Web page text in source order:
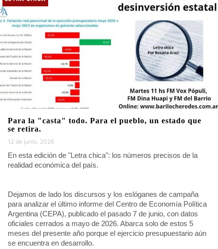
Para la "casta" todo. Para el pueblo, un estado que
se retira.
12 de junio, 2026
En esta edición de "Letra chica": los números precisos de la
realidad económica del país.
Dejamos de lado los discursos y los eslóganes de campaña
para analizar el último informe del Centro de Economía Política
Argentina (CEPA), publicado el pasado 7 de junio, con datos
oficiales cerrados a mayo de 2026. Abarca solo de estos 5
meses del presente año porque el ejercicio presupuestario aún
se encuentra en desarrollo.